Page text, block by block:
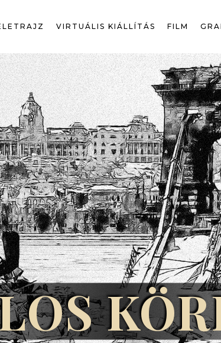
VIRTUÁLIS KIÁLLÍTÁS FILM